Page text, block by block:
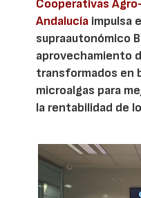
Cooperativas
Andalucía impulsa
supraautonómico
aprovechamiento
transformados en
microalgas para
la rentabilidad de